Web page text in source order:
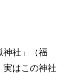
社」（福
実はこの神社